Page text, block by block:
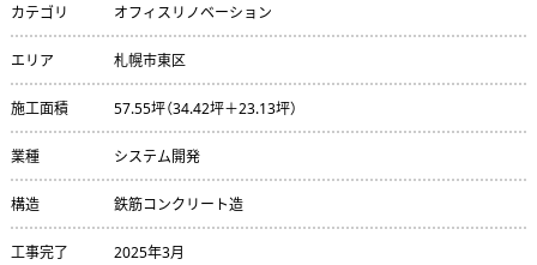
カテゴリ オフィスリノベーション
エリア 札幌市東区
施工面積 57.55坪（34.42坪＋23.13坪）
業種 システム開発
構造 鉄筋コンクリート造
工事完了 2025年3月